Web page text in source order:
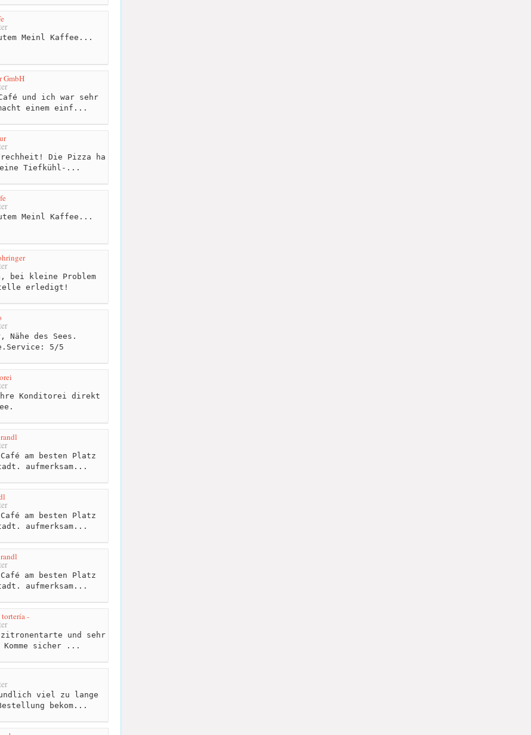
Meinl Kaffee...
GmbH
und ich war sehr
einem einf...
Die Pizza ha
Tiefkühl-...
Meinl Kaffee...
bei kleine Problem
erledigt!
Nähe des Sees.
5/5
Konditorei direkt
am besten Platz
aufmerksam...
am besten Platz
aufmerksam...
am besten Platz
aufmerksam...
-
und sehr
sicher ...
viel zu lange
bekom...